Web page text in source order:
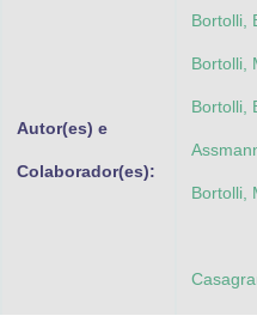
Autor(es) e
Colaborador(es):
Bortolli,
Bortolli,
Bortolli,
Bortolli,